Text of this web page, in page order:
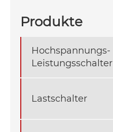
Produkte
Hochspannungs-
Leistungsschalter
Lastschalter